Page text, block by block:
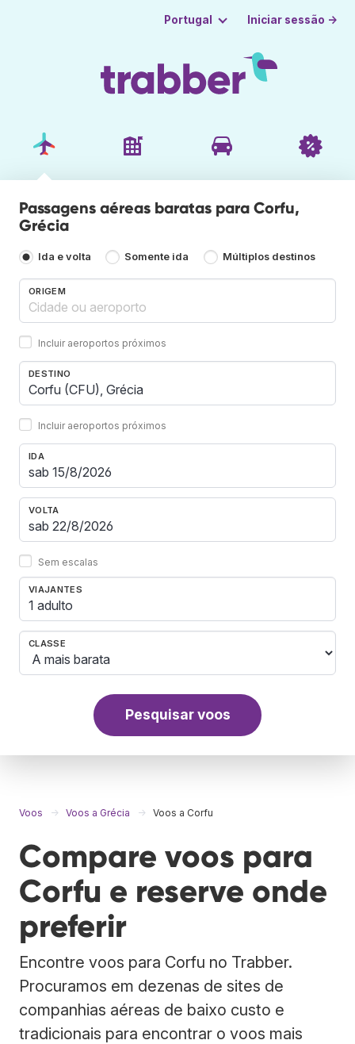
Portugal Iniciar sessão →
Passagens aéreas baratas para Corfu,
Grécia
Ida e volta Somente ida Múltiplos destinos
ORIGEM
Incluir aeroportos próximos
DESTINO
Incluir aeroportos próximos
IDA
VOLTA
Sem escalas
VIAJANTES
1 adulto
CLASSE
Pesquisar voos
Voos Voos a Grécia Voos a Corfu
Compare voos para
Corfu e reserve onde
preferir
Encontre voos para Corfu no Trabber.
Procuramos em dezenas de sites de
companhias aéreas de baixo custo e
tradicionais para encontrar o voos mais